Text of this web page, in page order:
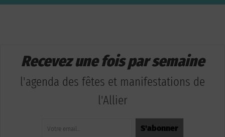
Recevez une fois par semaine
l'agenda des fêtes et manifestations de
l'Allier